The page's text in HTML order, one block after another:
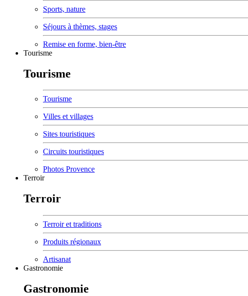
Sports, nature
Séjours à thèmes, stages
Remise en forme, bien-être
Tourisme
Tourisme
Tourisme
Villes et villages
Sites touristiques
Circuits touristiques
Photos Provence
Terroir
Terroir
Terroir et traditions
Produits régionaux
Artisanat
Gastronomie
Gastronomie